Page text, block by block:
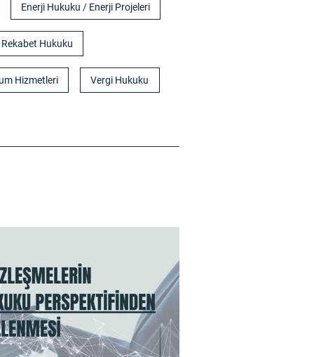
Enerji Hukuku / Enerji Projeleri
Rekabet Hukuku
Hizmetleri Vergi Hukuku